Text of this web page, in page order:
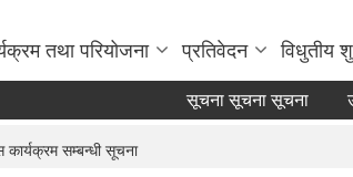
तथा परियोजना प्रतिवेदन विधुतीय
सूचना सूचना सूचना
कार्यक्रम सम्बन्धी सूचना